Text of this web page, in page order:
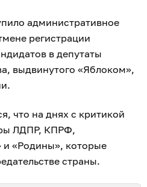
административное
регистрации
в депутаты
выдвинутого «Яблоком»,
что на днях с критикой
ЛДПР, КПРФ,
и «Родины», которые
страны.